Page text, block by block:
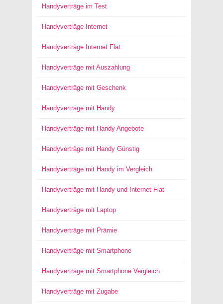
Handyverträge im Test
Handyverträge Internet
Handyverträge Internet Flat
Handyverträge mit Auszahlung
Handyverträge mit Geschenk
Handyverträge mit Handy
Handyverträge mit Handy Angebote
Handyverträge mit Handy Günstig
Handyverträge mit Handy im Vergleich
Handyverträge mit Handy und Internet Flat
Handyverträge mit Laptop
Handyverträge mit Prämie
Handyverträge mit Smartphone
Handyverträge mit Smartphone Vergleich
Handyverträge mit Zugabe